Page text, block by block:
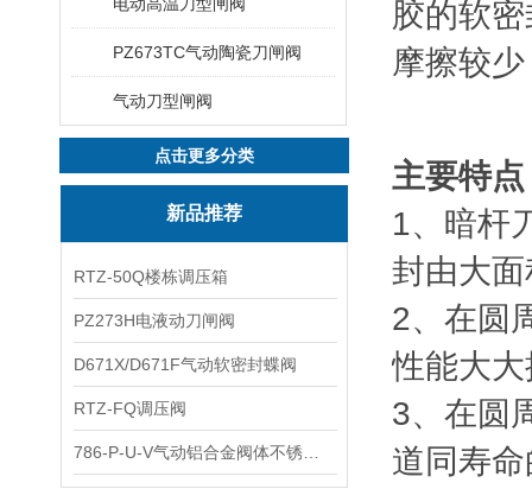
PZ673TC气动陶瓷刀闸阀
气动刀型闸阀
点击更多分类
新品推荐
RTZ-50Q楼栋调压箱
PZ273H电液动刀闸阀
D671X/D671F气动软密封蝶阀
RTZ-FQ调压阀
胶的软
摩擦较
主要特点
1、暗杆
封由大
2、在圆
性能大
3、在圆
道同寿